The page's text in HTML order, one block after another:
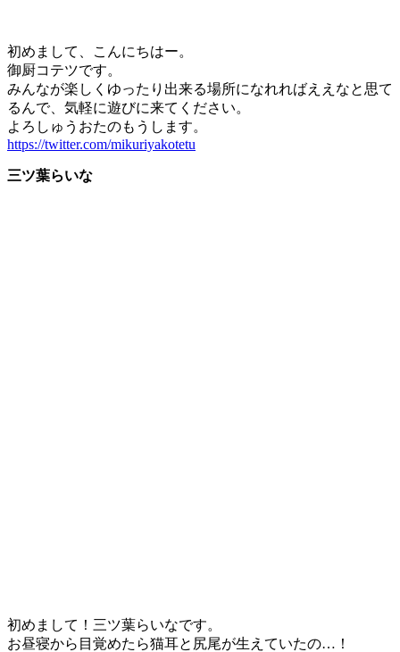
初めまして、こんにちはー。
御厨コテツです。
みんなが楽しくゆったり出来る場所になれればええなと思て
るんで、気軽に遊びに来てください。
よろしゅうおたのもうします。
https://twitter.com/mikuriyakotetu
三ツ葉らいな
初めまして！三ツ葉らいなです。
お昼寝から目覚めたら猫耳と尻尾が生えていたの…！